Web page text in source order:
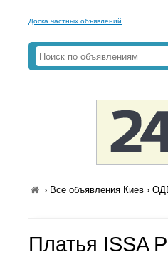
Доска частных объявлений
› Все объявления Киев ›
Платья ISSA